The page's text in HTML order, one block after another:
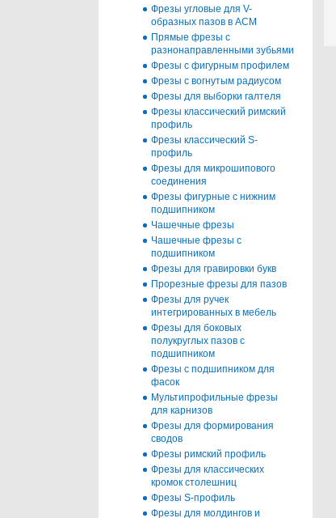
Фрезы угловые для V-
образных пазов в АСМ
Прямые фрезы с
разнонаправленными зубьями
Фрезы с фигурным профилем
Фрезы с вогнутым радиусом
Фрезы для выборки галтеля
Фрезы классический римский
профиль
Фрезы классический S-
профиль
Фрезы для микрошипового
соединения
Фрезы фигурные с нижним
подшипником
Чашечные фрезы
Чашечные фрезы c
подшипником
Фрезы для гравировки букв
Прорезные фрезы для пазов
Фрезы для ручек
интегрированных в мебель
Фрезы для боковых
полукруглых пазов c
подшипником
Фрезы с подшипником для
фасок
Мультипрофильные фрезы
для карнизов
Фрезы для формирования
сводов
Фрезы римский профиль
Фрезы для классических
кромок столешниц
Фрезы S-профиль
Фрезы для молдингов и